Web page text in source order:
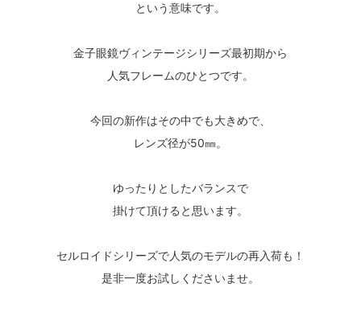
という意味です。
金子眼鏡ヴィンテージシリーズ最初期から
人気フレームのひとつです。
今回の新作はその中でも大きめで、
レンズ径が50㎜。
ゆったりとしたバランスで
掛けて頂けると思います。
セルロイドシリーズで人気のモデルの再入荷も！
是非一度お試しくださいませ。